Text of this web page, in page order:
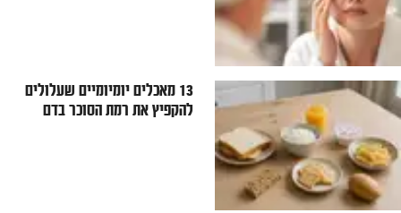
13 מאכלים יומיומיים שעלולים
להקפיץ את רמת הסוכר בדם